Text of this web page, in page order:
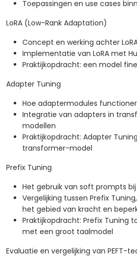
Toepassingen en use cases
LoRA (Low-Rank Adaptation)
Concept en werking achter
Implementatie van LoRA met
Praktijkopdracht: een model
Adapter Tuning
Hoe adaptermodules
Integratie van adapters in
modellen
Praktijkopdracht: Adapter
transformer-model
Prefix Tuning
Het gebruik van soft prompts
Vergelijking tussen Prefix
het gebied van kracht en
Praktijkopdracht: Prefix Tuning
met een groot taalmodel
Evaluatie en vergelijking van PEFT-